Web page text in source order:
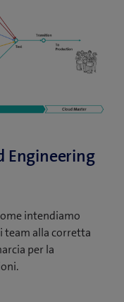
Engineering
intendiamo
team alla corretta
per la